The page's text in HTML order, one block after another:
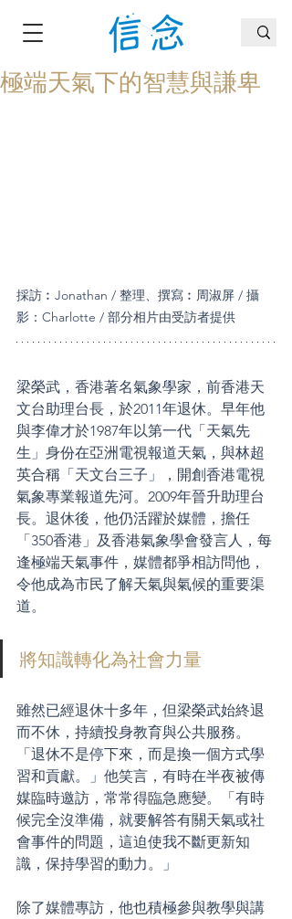
極端天氣下的智慧與謙卑
採訪︰Jonathan / 整理、撰寫︰周淑屏 / 攝
影：Charlotte / 部分相片由受訪者提供
梁榮武，香港著名氣象學家，前香港天
文台助理台長，於2011年退休。早年他
與李偉才於1987年以第一代「天氣先
生」身份在亞洲電視報道天氣，與林超
英合稱「天文台三子」，開創香港電視
氣象專業報道先河。2009年晉升助理台
長。退休後，他仍活躍於媒體，擔任
「350香港」及香港氣象學會發言人，每
逢極端天氣事件，媒體都爭相訪問他，
令他成為市民了解天氣與氣候的重要渠
道。
將知識轉化為社會力量
雖然已經退休十多年，但梁榮武始終退
而不休，持續投身教育與公共服務。
「退休不是停下來，而是換一個方式學
習和貢獻。」他笑言，有時在半夜被傳
媒臨時邀訪，常常得臨急應變。「有時
候完全沒準備，就要解答有關天氣或社
會事件的問題，這迫使我不斷更新知
識，保持學習的動力。」
除了媒體專訪，他也積極參與教學與講